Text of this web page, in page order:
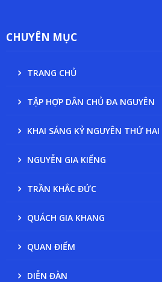
CHUYÊN MỤC
TRANG CHỦ
TẬP HỢP DÂN CHỦ ĐA NGUYÊN
KHAI SÁNG KỶ NGUYÊN THỨ HAI
NGUYỄN GIA KIỂNG
TRẦN KHẮC ĐỨC
QUÁCH GIA KHANG
QUAN ĐIỂM
DIỄN ĐÀN